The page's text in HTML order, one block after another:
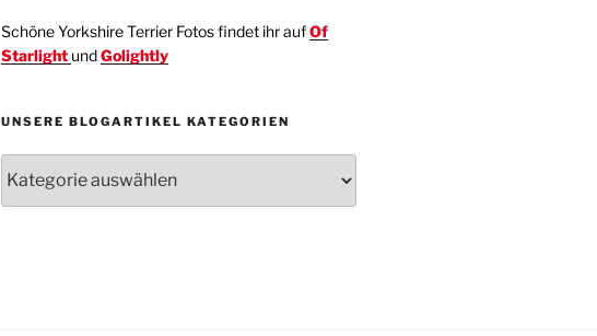
Schöne Yorkshire Terrier Fotos findet ihr aufOf
Starlight undGolightly
UNSERE BLOGARTIKEL KATEGORIEN
Blogartikel
Kategorien